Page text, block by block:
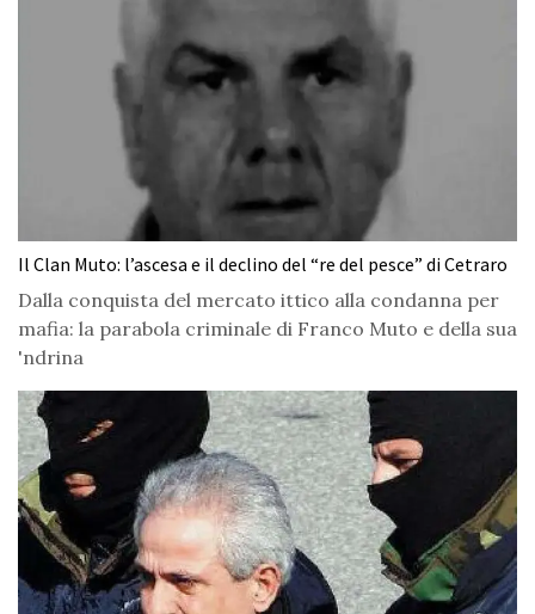
Il Clan Muto: l’ascesa e il declino del “re del pesce” di Cetraro
Dalla conquista del mercato ittico alla condanna per
mafia: la parabola criminale di Franco Muto e della sua
'ndrina